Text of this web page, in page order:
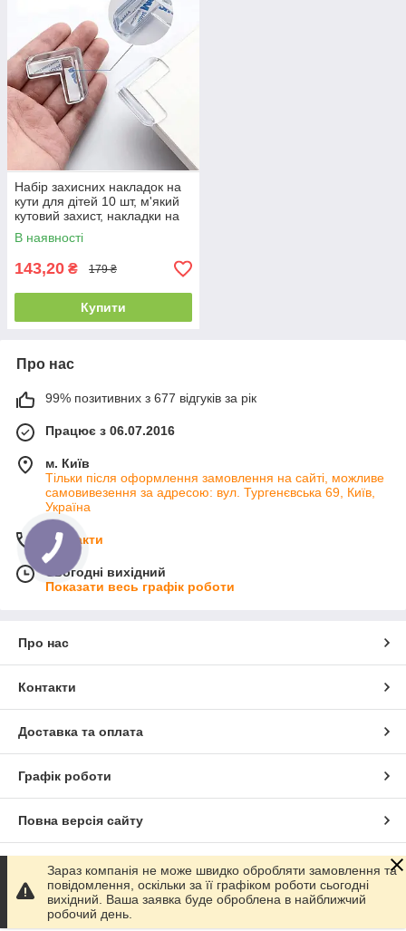
Набір захисних накладок на
кути для дітей 10 шт, м'який
кутовий захист, накладки на
кути силіконові 90°
В наявності
143,20 ₴ 179 ₴
Купити
Про нас
99% позитивних з 677 відгуків за рік
Працює з 06.07.2016
м. Київ
Тільки після оформлення замовлення на сайті, можливе
самовивезення за адресою: вул. Тургенєвська 69, Київ,
Україна
Контакти
Сьогодні вихідний
Показати весь графік роботи
Про нас
Контакти
Доставка та оплата
Графік роботи
Повна версія сайту
Сайт створено на маркетплейсіProm.ua
Політика конфіденційності
Зараз компанія не може швидко обробляти замовлення та
повідомлення, оскільки за її графіком роботи сьогодні
вихідний. Ваша заявка буде оброблена в найближчий
робочий день.